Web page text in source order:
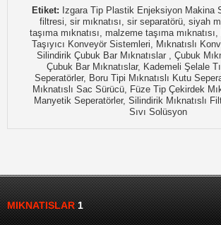
Etiket: Izgara Tip Plastik Enjeksiyon Makina
filtresi, sir mıknatısı, sir separatörü, siyah
taşıma mıknatısı, malzeme taşıma mıknatısı,
Taşıyıcı Konveyör Sistemleri, Mıknatıslı
Silindirik Çubuk Bar Mıknatıslar , Çubuk
Çubuk Bar Mıknatıslar, Kademeli Şelale
Seperatörler, Boru Tipi Mıknatıslı Kutu
Mıknatıslı Sac Sürücü, Füze Tip Çekirdek
Manyetik Seperatörler, Silindirik Mıknatıslı
Sıvı Solüsyon
MIKNATISLAR1